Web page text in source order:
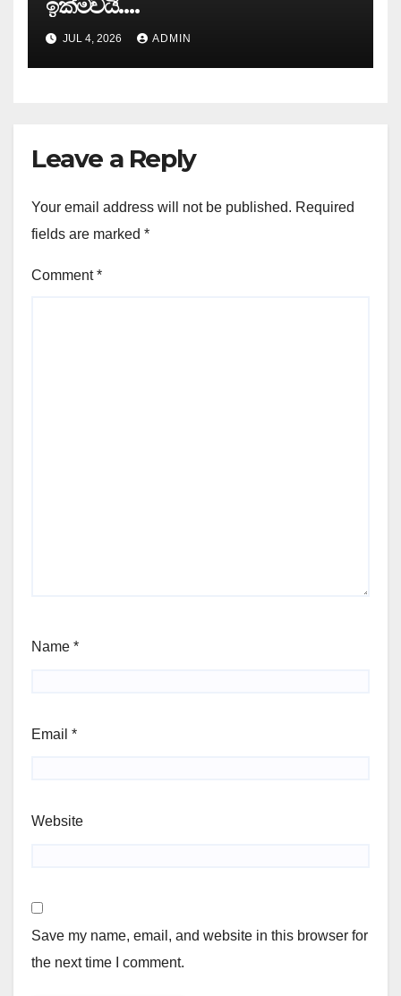
ඉක්මවයි….
JUL 4, 2026 ADMIN
Leave a Reply
Your email address will not be published. Required
fields are marked *
Comment*
Name *
Email *
Website
Save my name, email, and website in this browser for
the next time I comment.